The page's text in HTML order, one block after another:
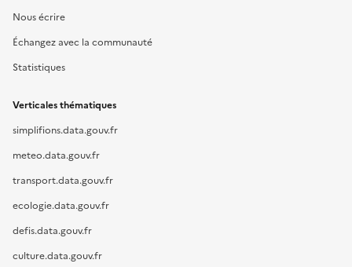
Nous écrire
Échangez avec la communauté
Statistiques
Verticales thématiques
simplifions.data.gouv.fr
meteo.data.gouv.fr
transport.data.gouv.fr
ecologie.data.gouv.fr
defis.data.gouv.fr
culture.data.gouv.fr